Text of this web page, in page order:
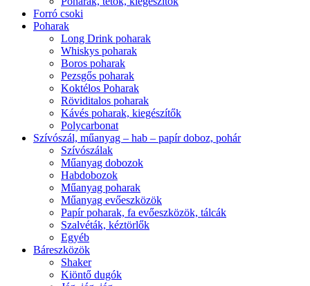
Forró csoki
Poharak
Long Drink poharak
Whiskys poharak
Boros poharak
Pezsgős poharak
Koktélos Poharak
Röviditalos poharak
Kávés poharak, kiegészítők
Polycarbonat
Szívószál, műanyag – hab – papír doboz, pohár
Szívószálak
Műanyag dobozok
Habdobozok
Műanyag poharak
Műanyag evőeszközök
Papír poharak, fa evőeszközök, tálcák
Szalvéták, kéztörlők
Egyéb
Báreszközök
Shaker
Kiöntő dugók